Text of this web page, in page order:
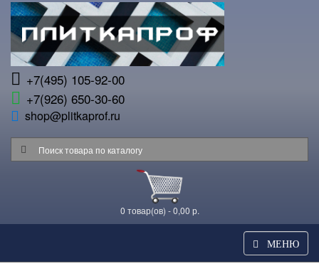
+7(495) 105-92-00
+7(926) 650-30-60
shop@plitkaprof.ru
0 товар(ов) - 0,00 р.
МЕНЮ